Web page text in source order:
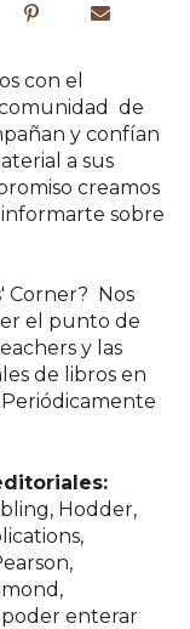
con el
de
y confían
a sus
creamos
informarte sobre
Corner? Nos
el punto de
y las
de libros en
Hodder,
poder enterar